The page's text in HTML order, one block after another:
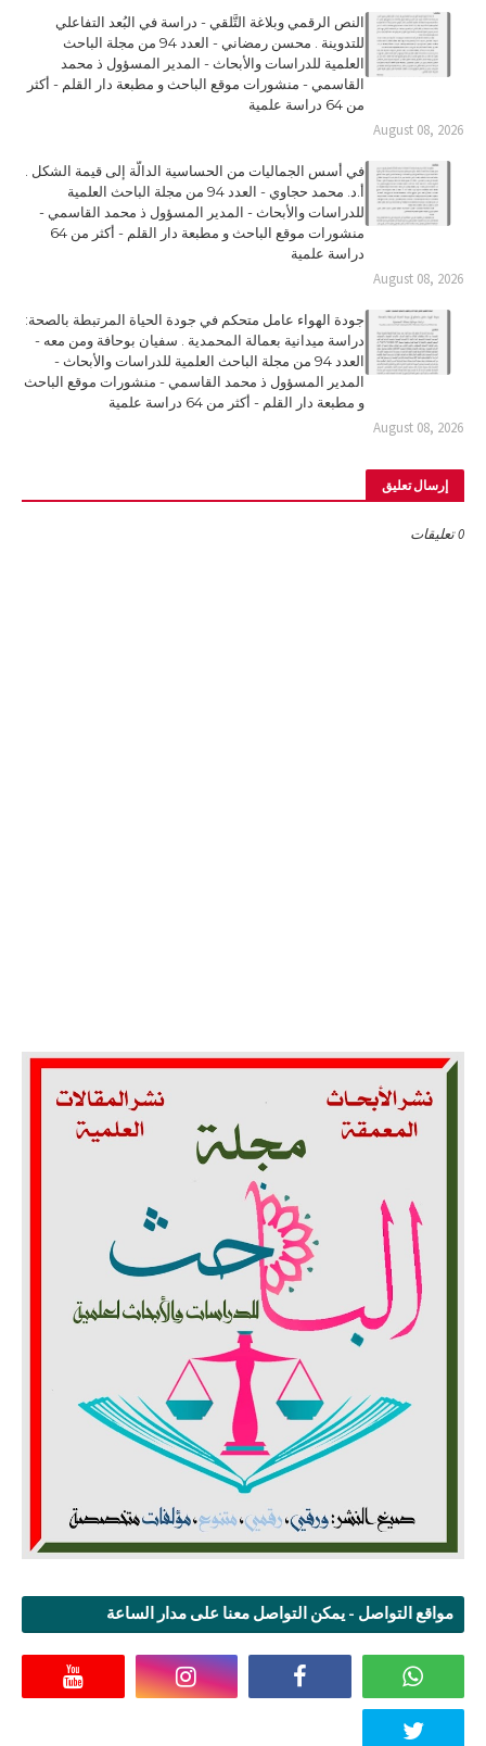
النص الرقمي وبلاغة التَّلقي - دراسة في البُعد التفاعلي
للتدوينة . محسن رمضاني - العدد 94 من مجلة الباحث
العلمية للدراسات والأبحاث - المدير المسؤول ذ محمد
القاسمي - منشورات موقع الباحث و مطبعة دار القلم - أكثر
من 64 دراسة علمية
August 08, 2026
في أسس الجماليات من الحساسية الدالّة إلى قيمة الشكل .
أ.د. محمد حجاوي - العدد 94 من مجلة الباحث العلمية
للدراسات والأبحاث - المدير المسؤول ذ محمد القاسمي -
منشورات موقع الباحث و مطبعة دار القلم - أكثر من 64
دراسة علمية
August 08, 2026
جودة الهواء عامل متحكم في جودة الحياة المرتبطة بالصحة:
دراسة ميدانية بعمالة المحمدية . سفيان بوحافة ومن معه -
العدد 94 من مجلة الباحث العلمية للدراسات والأبحاث -
المدير المسؤول ذ محمد القاسمي - منشورات موقع الباحث
و مطبعة دار القلم - أكثر من 64 دراسة علمية
August 08, 2026
إرسال تعليق
0 تعليقات
مواقع التواصل - يمكن التواصل معنا على مدار الساعة